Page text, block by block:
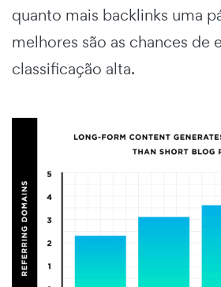
quanto mais backlinks uma
melhores são as chances de
classificação alta.